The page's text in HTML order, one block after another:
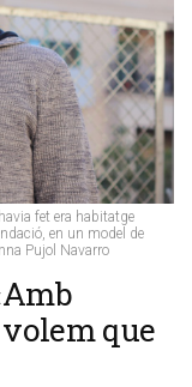
fet era habitatge
en un model de
Pujol Navarro
que